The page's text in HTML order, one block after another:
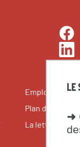
LE
➜
Emplois et
Plan du site
La lettre du